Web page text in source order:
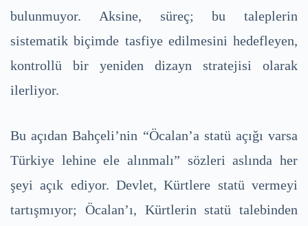
bulunmuyor. Aksine, süreç; bu taleplerin
sistematik biçimde tasfiye edilmesini hedefleyen,
kontrollü bir yeniden dizayn stratejisi olarak
ilerliyor.
Bu açıdan Bahçeli’nin “Öcalan’a statü açığı varsa
Türkiye lehine ele alınmalı” sözleri aslında her
şeyi açık ediyor. Devlet, Kürtlere statü vermeyi
tartışmıyor; Öcalan’ı, Kürtlerin statü talebinden